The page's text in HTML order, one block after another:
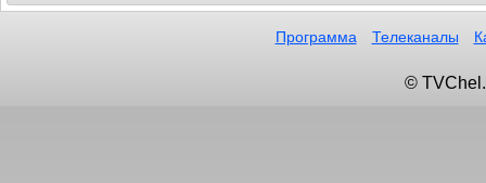
Программа Телеканалы
©